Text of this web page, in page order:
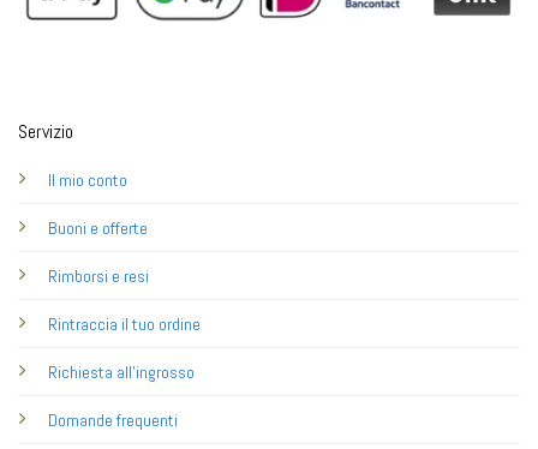
Servizio
Il mio conto
Buoni e offerte
Rimborsi e resi
Rintraccia il tuo ordine
Richiesta all'ingrosso
Domande frequenti